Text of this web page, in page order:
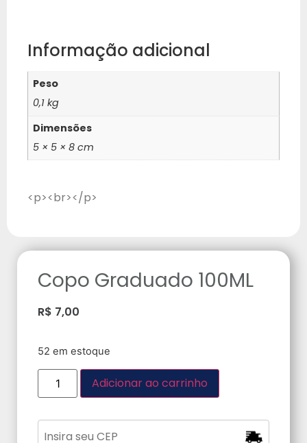
Informação adicional
Peso
0,1 kg
Dimensões
5 × 5 × 8 cm
<p><br></p>
Copo Graduado 100ML
R$ 7,00
52 em estoque
Adicionar ao carrinho